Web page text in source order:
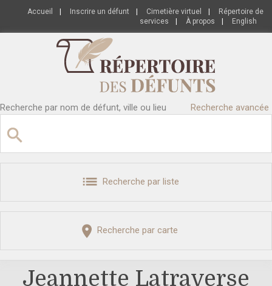
Accueil Inscrire un défunt Cimetière virtuel
Répertoire de
services
À propos English
Recherche par nom de défunt, ville ou lieu Recherche avancée
Recherche par liste
Recherche par carte
Jeannette Latraverse